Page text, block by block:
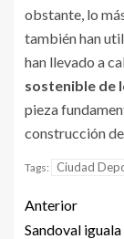
obstante, lo
también han
han llevado a
sostenible de
pieza
construcción
Tags: Ciudad
Anterior
Sandoval